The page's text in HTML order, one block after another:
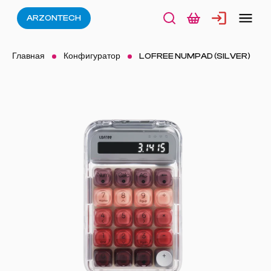
ARZONTECH
Главная Конфигуратор LOFREE NUMPAD (SILVER)